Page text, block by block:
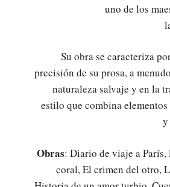
uno de los
Su obra se caracteriza
precisión de su prosa, a
naturaleza salvaje y en la
estilo que combina
y
Obras: Diario de viaje a París,
coral, El crimen del otro,